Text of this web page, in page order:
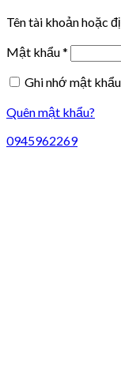
Tên tài khoản hoặc
Mật khẩu*
Ghi nhớ mật khẩu
Quên mật khẩu?
0945962269